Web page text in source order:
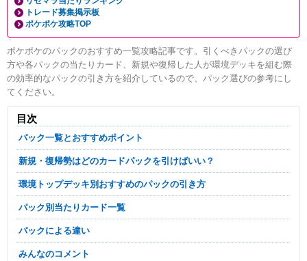
トレード募集掲示板
ポケポケ攻略TOP
ポケポケのパックのおすすめ一覧攻略記事です。引くべきパックの選び
方や各パックの当たりカード、新規や復帰した人が環境デッキを組む際
の効率的なパックの引き方を紹介しているので、パック選びの参考にし
てください。
目次
パック一覧とおすすめポイント
新規・復帰勢はどのカードパックを引けばいい？
環境トップデッキ別おすすめのパックの引き方
パック別当たりカード一覧
パックによる違い
みんなのコメント